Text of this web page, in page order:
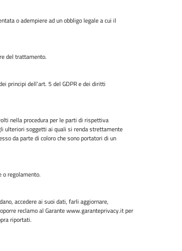
o adempiere ad un obbligo legale a cui il
del trattamento.
principi dell'art. 5 del GDPR e dei diritti
nella procedura per le parti di rispettiva
ulteriori soggetti ai quali si renda strettamente
da parte di coloro che sono portatori di un
regolamento.
accedere ai suoi dati, farli aggiornare,
reclamo al Garante www.garanteprivacy.it per
riportati.